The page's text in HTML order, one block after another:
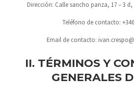
Dirección: Calle sancho panza, 17 – 3
Teléfono de contacto:
Email de contacto:
II. TÉRMINOS Y
GENERALES